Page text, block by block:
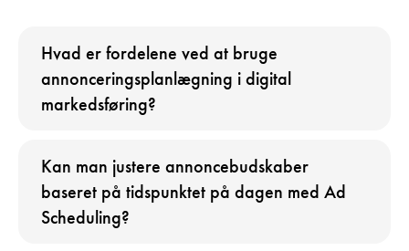
Hvad er fordelene ved at bruge
annonceringsplanlægning i digital
markedsføring?
Kan man justere annoncebudskaber
baseret på tidspunktet på dagen med Ad
Scheduling?